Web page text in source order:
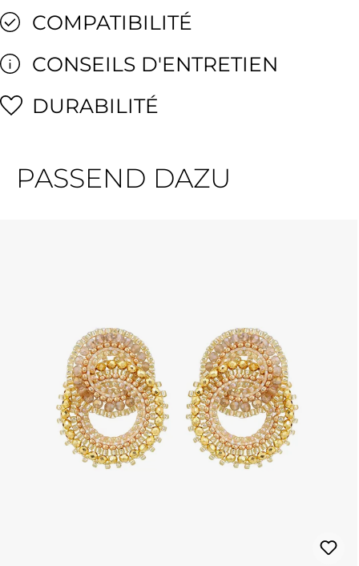
COMPATIBILITÉ
CONSEILS D'ENTRETIEN
DURABILITÉ
PASSEND DAZU